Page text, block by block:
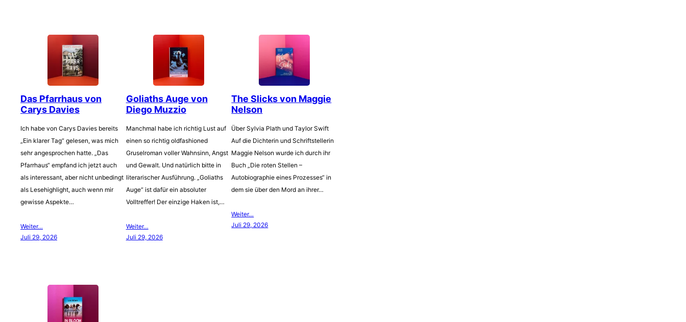
Das Pfarrhaus von
Carys Davies
Ich habe von Carys Davies bereits
„Ein klarer Tag“ gelesen, was mich
sehr angesprochen hatte. „Das
Pfarrhaus“ empfand ich jetzt auch
als interessant, aber nicht unbedingt
als Lesehighlight, auch wenn mir
gewisse Aspekte…
Weiter…
Juli 29, 2026
Goliaths Auge von
Diego Muzzio
Manchmal habe ich richtig Lust auf
einen so richtig oldfashioned
Gruselroman voller Wahnsinn, Angst
und Gewalt. Und natürlich bitte in
literarischer Ausführung. „Goliaths
Auge“ ist dafür ein absoluter
Volltreffer! Der einzige Haken ist,…
Weiter…
Juli 29, 2026
The Slicks von Maggie
Nelson
Über Sylvia Plath und Taylor Swift
Auf die Dichterin und Schriftstellerin
Maggie Nelson wurde ich durch ihr
Buch „Die roten Stellen –
Autobiographie eines Prozesses“ in
dem sie über den Mord an ihrer…
Weiter…
Juli 29, 2026